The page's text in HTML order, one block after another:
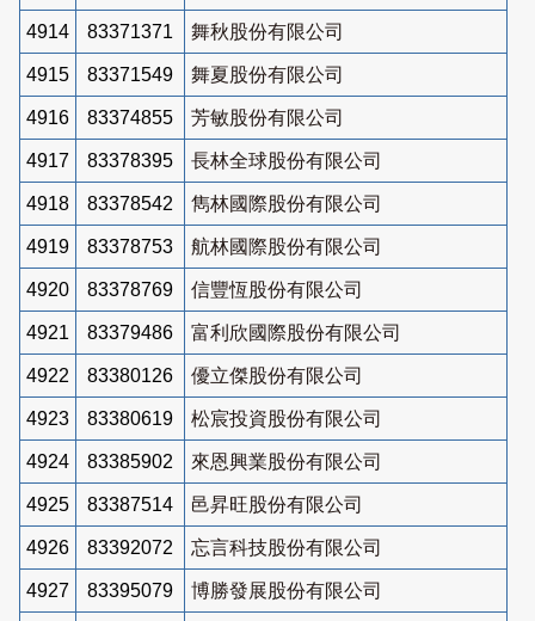
4914 83371371 舞秋股份有限公司
4915 83371549 舞夏股份有限公司
4916 83374855 芳敏股份有限公司
4917 83378395 長林全球股份有限公司
4918 83378542 雋林國際股份有限公司
4919 83378753 航林國際股份有限公司
4920 83378769 信豐恆股份有限公司
4921 83379486 富利欣國際股份有限公司
4922 83380126 優立傑股份有限公司
4923 83380619 松宸投資股份有限公司
4924 83385902 來恩興業股份有限公司
4925 83387514 邑昇旺股份有限公司
4926 83392072 忘言科技股份有限公司
4927 83395079 博勝發展股份有限公司